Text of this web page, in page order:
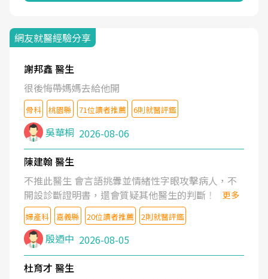
網友就醫經驗分享
謝邦鑫 醫生
很後悔帶媽媽去給他開
骨科 桃園縣 71位讀者推薦 6則就醫評鑑
吳華桐 2026-08-06
陳建翰 醫生
不推此醫生 會言語挑釁並情緒性字眼攻擊病人，不
開設診斷證明書，還會質疑其他醫生的判斷！
更多
婦產科 嘉義縣 20位讀者推薦 2則就醫評鑑
殷迺中 2026-08-05
杜育才 醫生